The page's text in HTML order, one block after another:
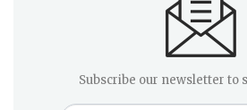
Subscribe our newsletter to